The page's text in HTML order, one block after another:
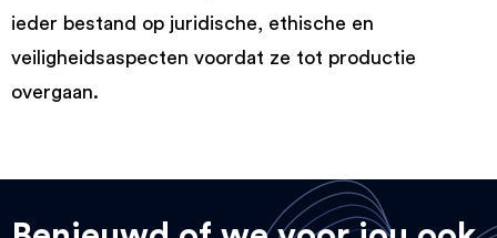
ieder bestand op juridische, ethische en
veiligheidsaspecten voordat ze tot productie
overgaan.